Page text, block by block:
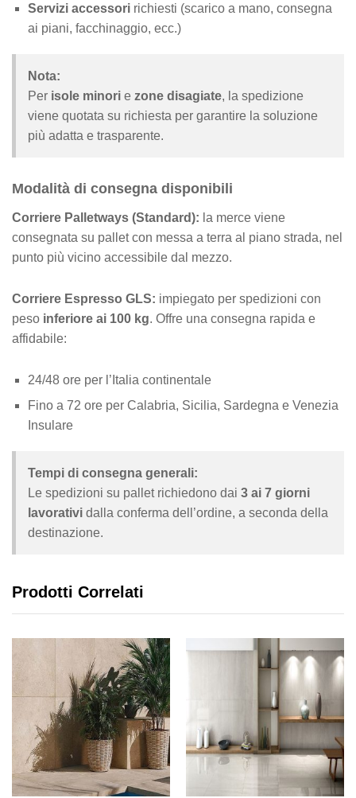
Servizi accessori richiesti (scarico a mano, consegna
ai piani, facchinaggio, ecc.)
Nota:
Per isole minori e zone disagiate, la spedizione
viene quotata su richiesta per garantire la soluzione
più adatta e trasparente.
Modalità di consegna disponibili
Corriere Palletways (Standard): la merce viene
consegnata su pallet con messa a terra al piano strada, nel
punto più vicino accessibile dal mezzo.
Corriere Espresso GLS: impiegato per spedizioni con
peso inferiore ai 100 kg. Offre una consegna rapida e
affidabile:
24/48 ore per l’Italia continentale
Fino a 72 ore per Calabria, Sicilia, Sardegna e Venezia
Insulare
Tempi di consegna generali:
Le spedizioni su pallet richiedono dai 3 ai 7 giorni
lavorativi dalla conferma dell’ordine, a seconda della
destinazione.
Prodotti Correlati